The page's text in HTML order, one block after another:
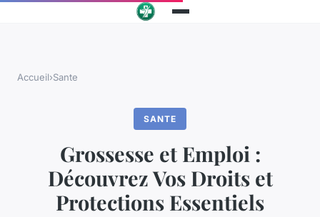
Accueil›Sante
SANTE
Grossesse et Emploi :
Découvrez Vos Droits et
Protections Essentiels